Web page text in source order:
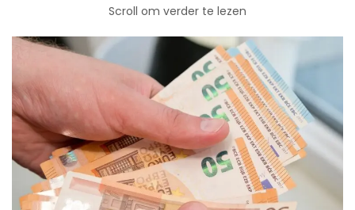
Scroll om verder te lezen